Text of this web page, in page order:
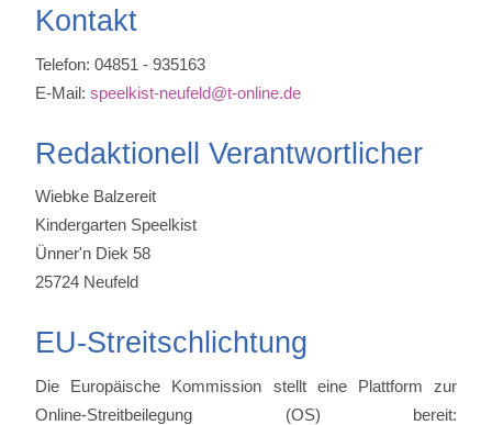
Kontakt
Telefon: 04851 - 935163
E-Mail: speelkist-neufeld@t-online.de
Redaktionell Verantwortlicher
Wiebke Balzereit
Kindergarten Speelkist
Ünner'n Diek 58
25724 Neufeld
EU-Streitschlichtung
Die Europäische Kommission stellt eine Plattform zur
Online-Streitbeilegung (OS) bereit: